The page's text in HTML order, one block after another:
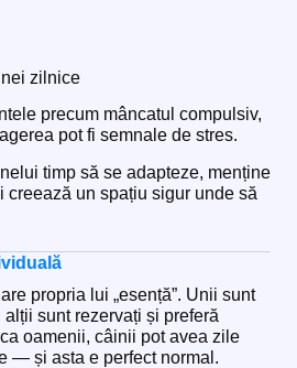
zilnice
precum mâncatul compulsiv,
pot fi semnale de stres.
timp să se adapteze, menține
creează un spațiu sigur unde să
propria lui „esență”. Unii sunt
sunt rezervați și preferă
oamenii, câinii pot avea zile
— și asta e perfect normal.